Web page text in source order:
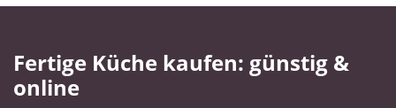
Fertige Küche kaufen: günstig &
online